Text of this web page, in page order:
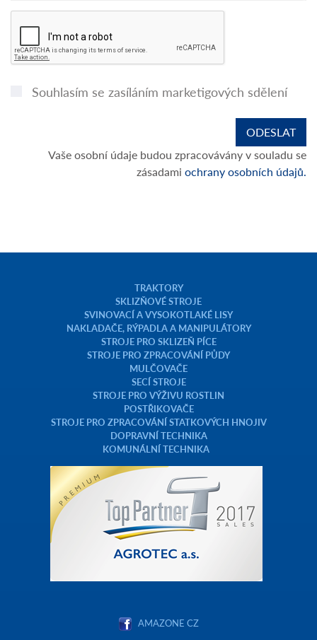
Souhlasím se zasíláním marketigových sdělení
Vaše osobní údaje budou zpracovávány v souladu se
zásadami ochrany osobních údajů.
TRAKTORY
SKLIZŇOVÉ STROJE
SVINOVACÍ A VYSOKOTLAKÉ LISY
NAKLADAČE, RÝPADLA A MANIPULÁTORY
STROJE PRO SKLIZEŇ PÍCE
STROJE PRO ZPRACOVÁNÍ PŮDY
MULČOVAČE
SECÍ STROJE
STROJE PRO VÝŽIVU ROSTLIN
POSTŘIKOVAČE
STROJE PRO ZPRACOVÁNÍ STATKOVÝCH HNOJIV
DOPRAVNÍ TECHNIKA
KOMUNÁLNÍ TECHNIKA
AMAZONE CZ